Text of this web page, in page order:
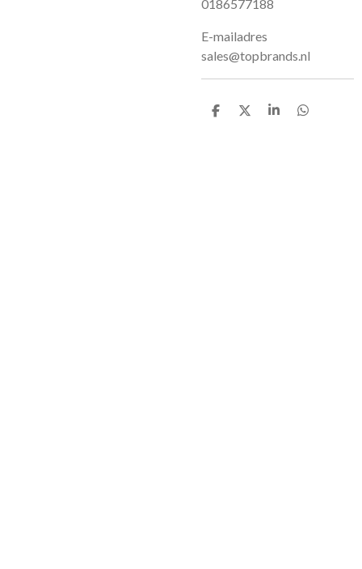
0186577188
E-mailadres
sales@topbrands.nl
D
D
S
D